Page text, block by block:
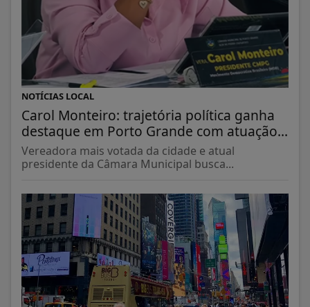
NOTÍCIAS LOCAL
Carol Monteiro: trajetória política ganha
destaque em Porto Grande com atuação...
Vereadora mais votada da cidade e atual
presidente da Câmara Municipal busca...